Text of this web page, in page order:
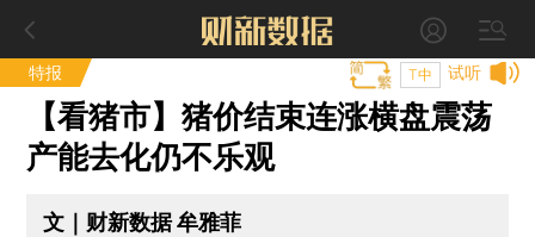
特报 试听
T中
【看猪市】猪价结束连涨横盘震荡
产能去化仍不乐观
文｜财新数据 牟雅菲